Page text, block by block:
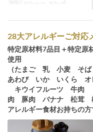
Bữa Bữa trưa, Bữa tối
28大アレルギーご対
特定原材料7品目＋特定原
使用
（たまご 乳 小麦 そ
あわび いか いくら オ
キウイフルーツ 牛
肉 豚肉 バナナ 松茸
アレルギー食材お持ちの